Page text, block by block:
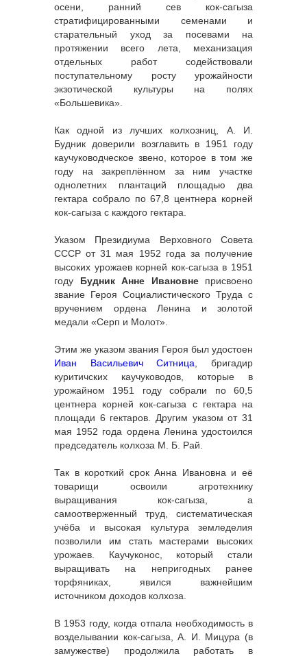
осени, ранний сев кок-сагыза
стратифицированными семенами и
старательный уход за посевами на
протяжении всего лета, механизация
отдельных работ содействовали
поступательному росту урожайности
экзотической культуры на полях
«Большевика».
Как одной из лучших колхозниц, А. И.
Будник доверили возглавить в 1951 году
каучуководческое звено, которое в том же
году на закреплённом за ним участке
однолетних плантаций площадью два
гектара собрало по 67,8 центнера корней
кок-сагыза с каждого гектара.
Указом Президиума Верховного Совета
СССР от 31 мая 1952 года за получение
высоких урожаев корней кок-сагыза в 1951
году Будник Анне Ивановнеприсвоено
звание Героя Социалистического Труда с
вручением ордена Ленина и золотой
медали «Серп и Молот».
Этим же указом звания Героя был удостоен
Иван Васильевич Ситница , бригадир
куритичских каучуководов, которые в
урожайном 1951 году собрали по 60,5
центнера корней кок-сагыза с гектара на
площади 6 гектаров. Другим указом от 31
мая 1952 года ордена Ленина удостоился
председатель колхоза М. Б. Рай.
Так в короткий срок Анна Ивановна и её
товарищи освоили агротехнику
выращивания кок-сагыза, а
самоотверженный труд, систематическая
учёба и высокая культура земледелия
позволили им стать мастерами высоких
урожаев. Каучуконос, который стали
выращивать на непригодных ранее
торфяниках, явился важнейшим
источником доходов колхоза.
В 1953 году, когда отпала необходимость в
возделывании кок-сагыза, А. И. Мицура (в
замужестве) продолжила работать в